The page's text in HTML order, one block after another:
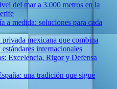
del mar a 3.000 metros en la
a medida: soluciones para cada
mexicana que combina
internacionales
Excelencia, Rigor y Defensa
una tradición que sigue